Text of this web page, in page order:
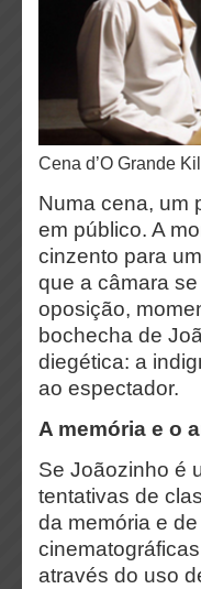
Cena d’O Grande
Numa cena, um
em público. A
cinzento para
que a câmara
oposição,
bochecha de
diegética: a
ao espectador.
A memória e o
Se Joãozinho é
tentativas de
da memória e
através do uso